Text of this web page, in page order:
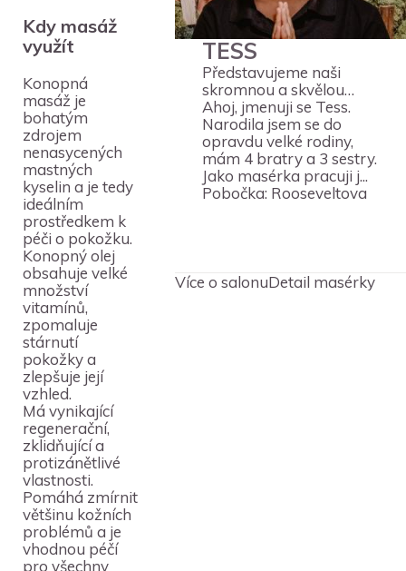
Kdy masáž
využít
Konopná
masáž je
bohatým
zdrojem
nenasycených
mastných
kyselin a je tedy
ideálním
prostředkem k
péči o pokožku.
Konopný olej
obsahuje velké
množství
vitamínů,
zpomaluje
stárnutí
pokožky a
zlepšuje její
vzhled.
Má vynikající
regenerační,
zklidňující a
protizánětlivé
vlastnosti.
Pomáhá zmírnit
většinu kožních
problémů a je
vhodnou péčí
pro všechny
TESS
Představujeme naši
skromnou a skvělou…
Ahoj, jmenuji se Tess.
Narodila jsem se do
opravdu velké rodiny,
mám 4 bratry a 3 sestry.
Jako masérka pracuji j...
Pobočka: Rooseveltova
Více o salonuDetail masérky